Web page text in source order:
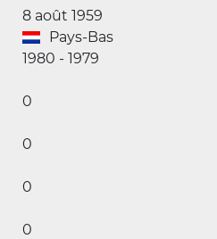
8 août 1959
Pays-Bas
1980 - 1979
0
0
0
0